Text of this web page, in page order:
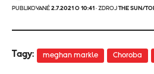
PUBLIKOVANÉ 2.7.2021 O 10:41 · ZDROJ THE SUN/
Tagy: meghan markle Choroba